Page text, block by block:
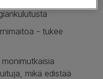
- tukee
mikä edistää